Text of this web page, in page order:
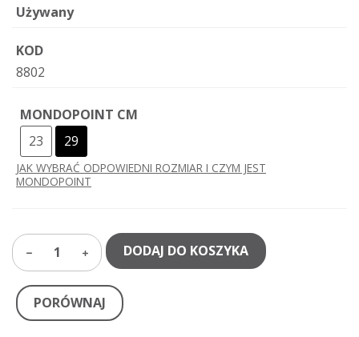
Używany
KOD
8802
MONDOPOINT CM
23
29
JAK WYBRAĆ ODPOWIEDNI ROZMIAR I CZYM JEST
MONDOPOINT
1 DODAJ DO KOSZYKA
PORÓWNAJ